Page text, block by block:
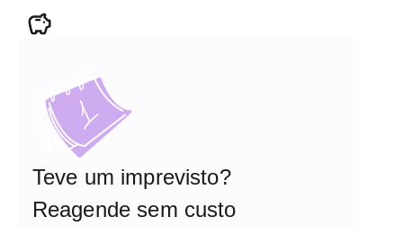
Teve um imprevisto?
Reagende sem custo